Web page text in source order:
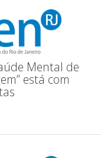
Mental de
está com